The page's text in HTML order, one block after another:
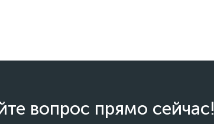
вопрос прямо сейчас!